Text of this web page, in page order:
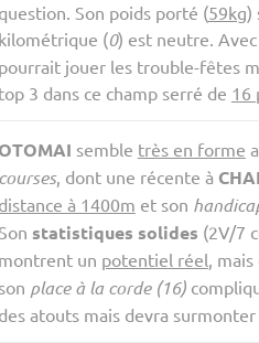
question. Son poids porté (59kg)
kilométrique (0) est neutre. Avec
pourrait jouer les trouble-fêtes
top 3 dans ce champ serré de 16
OTOMAI semble très en forme
courses, dont une récente à
distance à 1400m et son
Son statistiques solides (2V/7
montrent un potentiel réel, mais
son place à la corde (16)
des atouts mais devra